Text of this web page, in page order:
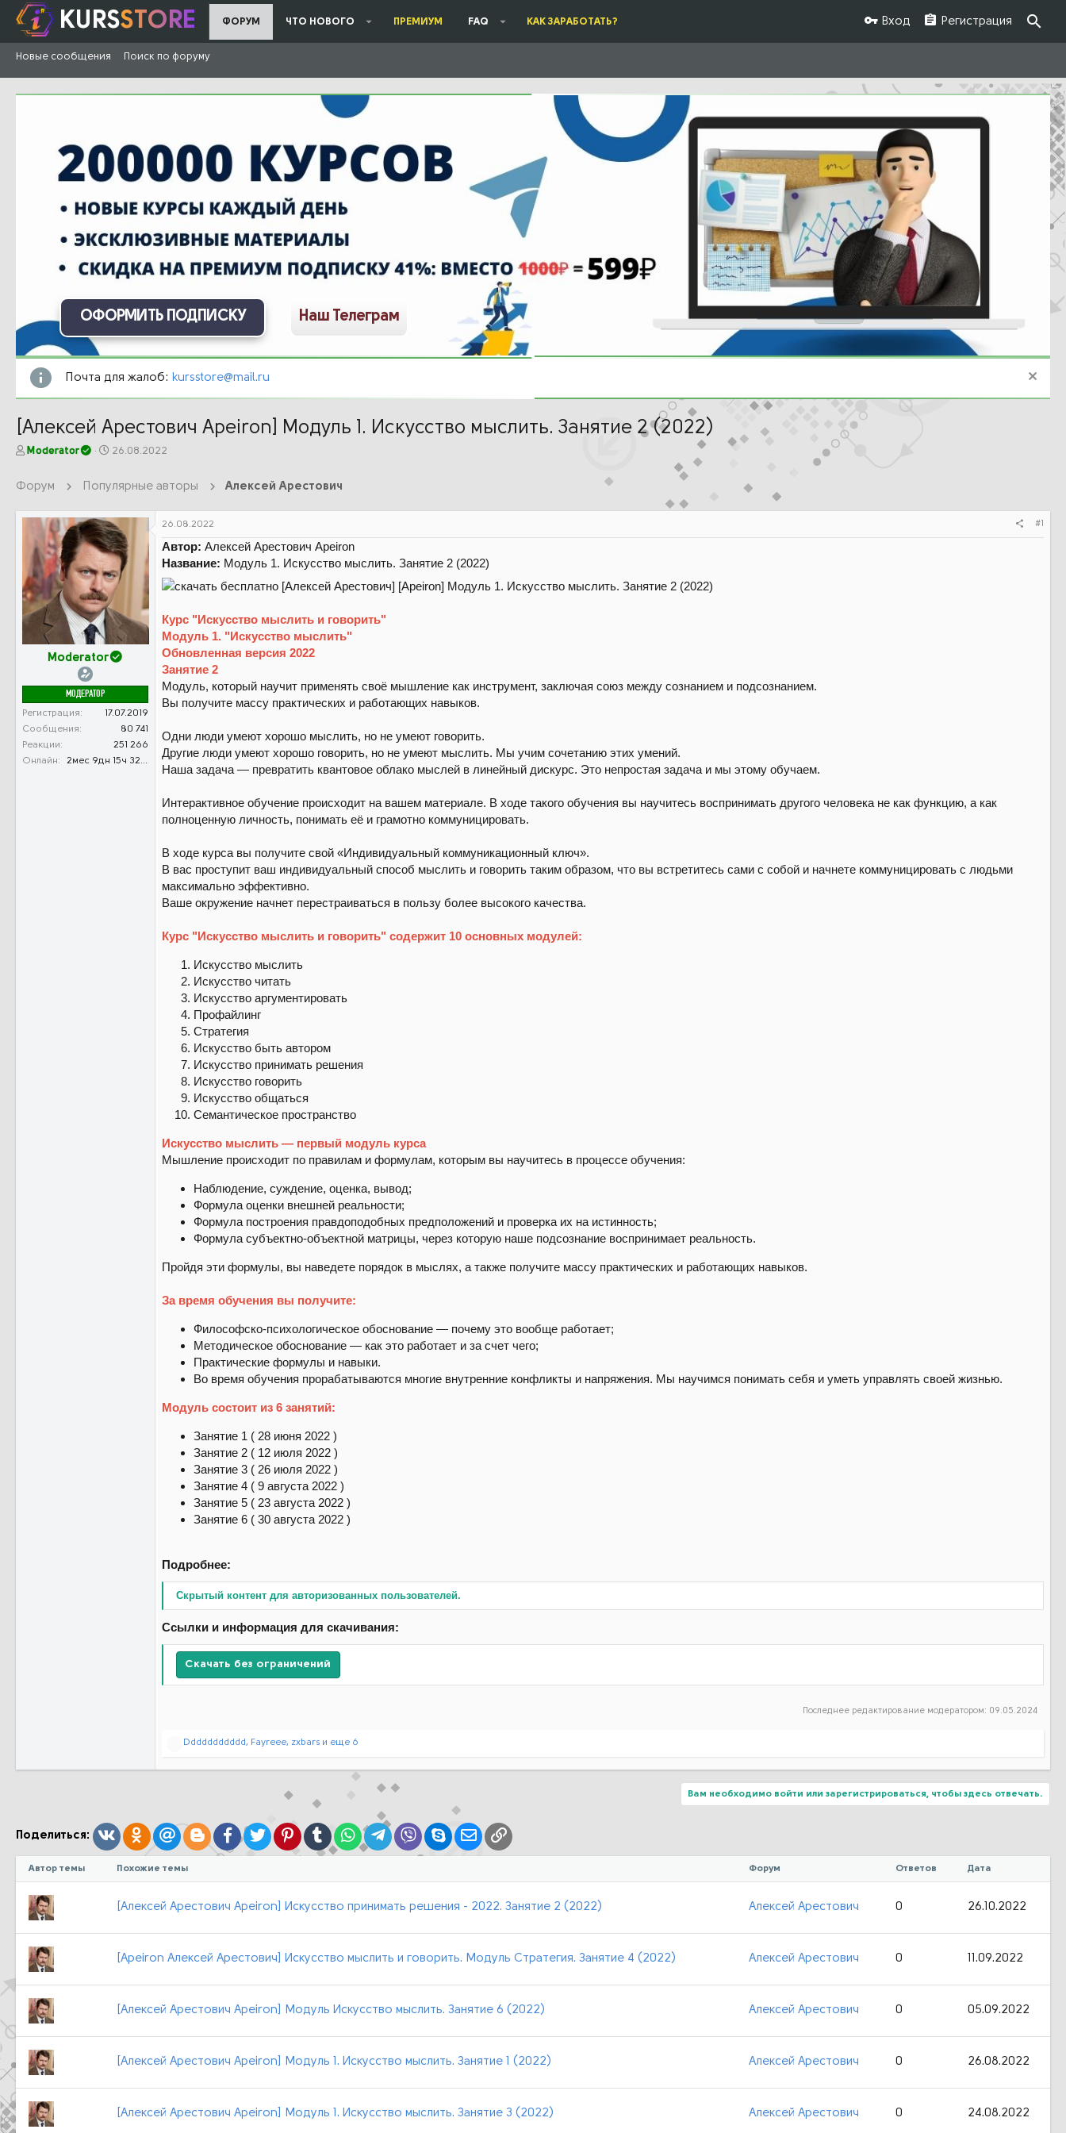
KURSSTORE ФОРУМ ЧТО НОВОГО ПРЕМИУМ FAQ КАК ЗАРАБОТАТЬ? Вход Регистрация
Новые сообщения Поиск по форуму
ОФОРМИТЬ ПОДПИСКУ Наш Телеграм
Почта для жалоб: kursstore@mail.ru
[Алексей Арестович Apeiron] Модуль 1. Искусство мыслить. Занятие 2 (2022)
А
о
Moderator
Д
а
а
ч
а
а
26.08.2022
Форум Популярные авторы Алексей Арестович
Moderator
МОДЕРАТОР
Регистрация
17.07.2019
Сообщения
80 741
Реакции
251 266
Онлайн
2мес 9дн 15ч 32м 59с
26.08.2022 #1
Автор: Алексей Арестович Apeiron
Название: Модуль 1. Искусство мыслить. Занятие 2 (2022)
Курс "Искусство мыслить и говорить"
Модуль 1. "Искусство мыслить"
Обновленная версия 2022
Занятие 2
Модуль, который научит применять своё мышление как инструмент, заключая союз между сознанием и подсознанием.
Вы получите массу практических и работающих навыков.
Одни люди умеют хорошо мыслить, но не умеют говорить.
Другие люди умеют хорошо говорить, но не умеют мыслить. Мы учим сочетанию этих умений.
Наша задача — превратить квантовое облако мыслей в линейный дискурс. Это непростая задача и мы этому обучаем.
Интерактивное обучение происходит на вашем материале. В ходе такого обучения вы научитесь воспринимать другого человека не как функцию, а как
полноценную личность, понимать её и грамотно коммуницировать.
В ходе курса вы получите свой «Индивидуальный коммуникационный ключ».
В вас проступит ваш индивидуальный способ мыслить и говорить таким образом, что вы встретитесь сами с собой и начнете коммуницировать с людьми
максимально эффективно.
Ваше окружение начнет перестраиваться в пользу более высокого качества.
Курс "Искусство мыслить и говорить" содержит 10 основных модулей:
Искусство мыслить
Искусство читать
Искусство аргументировать
Профайлинг
Стратегия
Искусство быть автором
Искусство принимать решения
Искусство говорить
Искусство общаться
Семантическое пространство
Искусство мыслить — первый модуль курса
Мышление происходит по правилам и формулам, которым вы научитесь в процессе обучения:
Наблюдение, суждение, оценка, вывод;
Формула оценки внешней реальности;
Формула построения правдоподобных предположений и проверка их на истинность;
Формула субъектно-объектной матрицы, через которую наше подсознание воспринимает реальность.
Пройдя эти формулы, вы наведете порядок в мыслях, а также получите массу практических и работающих навыков.
За время обучения вы получите:
Философско-психологическое обоснование — почему это вообще работает;
Методическое обоснование — как это работает и за счет чего;
Практические формулы и навыки.
Во время обучения прорабатываются многие внутренние конфликты и напряжения. Мы научимся понимать себя и уметь управлять своей жизнью.
Модуль состоит из 6 занятий:
Занятие 1 ( 28 июня 2022 )
Занятие 2 ( 12 июля 2022 )
Занятие 3 ( 26 июля 2022 )
Занятие 4 ( 9 августа 2022 )
Занятие 5 ( 23 августа 2022 )
Занятие 6 ( 30 августа 2022 )
Подробнее:
Скрытый контент для авторизованных пользователей.
Ссылки и информация для скачивания:
Скачать без ограничений
Последнее редактирование модератором: 09.05.2024
Р
:
Ddddddddddd, Fayreee, zxbars и еще 6
Вам необходимо войти или зарегистрироваться, чтобы здесь отвечать.
Поделиться: ВконтактеОдноклассники
Mail.ruBloggerFacebook
TwitterPinterestTumblrWhatsAppTelegram
ViberSkypeЭлектронная почта
Ссылка
Автор темы Похожие темы Форум Ответов Дата
[Алексей Арестович Apeiron] Искусство принимать решения - 2022. Занятие 2 (2022) Алексей Арестович 0 26.10.2022
[Apeiron Алексей Арестович] Искусство мыслить и говорить. Модуль Стратегия. Занятие 4 (2022) Алексей Арестович 0 11.09.2022
[Алексей Арестович Apeiron] Модуль Искусство мыслить. Занятие 6 (2022) Алексей Арестович 0 05.09.2022
[Алексей Арестович Apeiron] Модуль 1. Искусство мыслить. Занятие 1 (2022) Алексей Арестович 0 26.08.2022
[Алексей Арестович Apeiron] Модуль 1. Искусство мыслить. Занятие 3 (2022) Алексей Арестович 0 24.08.2022